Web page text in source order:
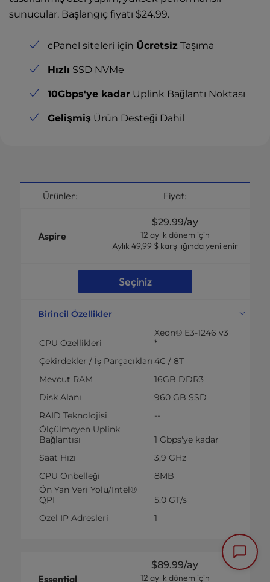
sunucular. Başlangıç fiyatı $24.99.
cPanel siteleri için Ücretsiz Taşıma
Hızlı SSD NVMe
10Gbps'ye kadar Uplink Bağlantı Noktası
Gelişmiş Ürün Desteği Dahil
Ürünler: Fiyat:
Aspire
$29.99/ay
12 aylık dönem için
Aylık 49,99 $ karşılığında yenilenir
Seçiniz
Birincil Özellikler
CPU Özellikleri
Xeon® E3-1246 v3
*
Çekirdekler / İş Parçacıkları4C / 8T
Mevcut RAM
16GB DDR3
Disk Alanı
960 GB SSD
RAID Teknolojisi
--
Ölçülmeyen Uplink
Bağlantısı
1 Gbps'ye kadar
Saat Hızı
3,9 GHz
CPU Önbelleği
8MB
Ön Yan Veri Yolu/Intel®
QPI
5.0 GT/s
Özel IP Adresleri
1
Essential
$89.99/ay
12 aylık dönem için